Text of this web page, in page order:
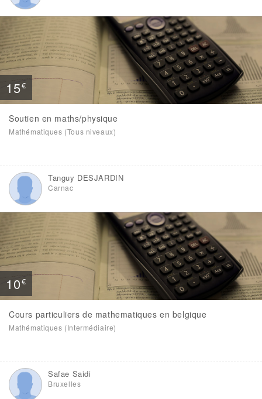
15€
Soutien en maths/physique
Mathématiques (Tous niveaux)
Tanguy DESJARDIN
Carnac
10€
Cours particuliers de mathematiques en belgique
Mathématiques (Intermédiaire)
Safae Saidi
Bruxelles